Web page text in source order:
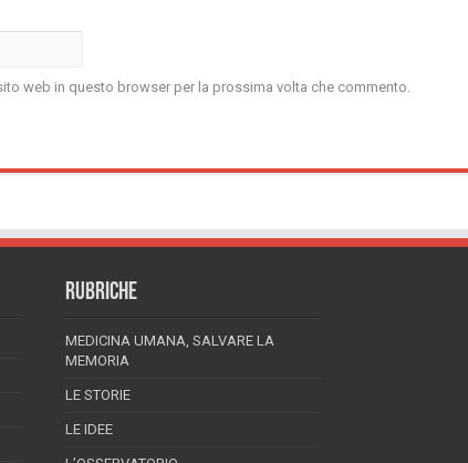
web in questo browser per la prossima volta che commento.
RUBRICHE
MEDICINA UMANA, SALVARE LA
MEMORIA
LE STORIE
LE IDEE